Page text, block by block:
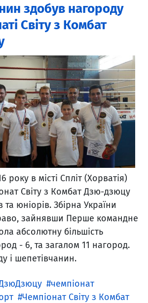
здобув нагороду
Світу з Комбат
року в місті Спліт (Хорватія)
Світу з Комбат Дзю-дзюцу
та юніорів. Збірна України
зайнявши Перше командне
абсолютну більшість
- 6, та загалом 11 нагород.
і шепетівчанин.
чемпіонат
Чемпіонат Світу з Комбат